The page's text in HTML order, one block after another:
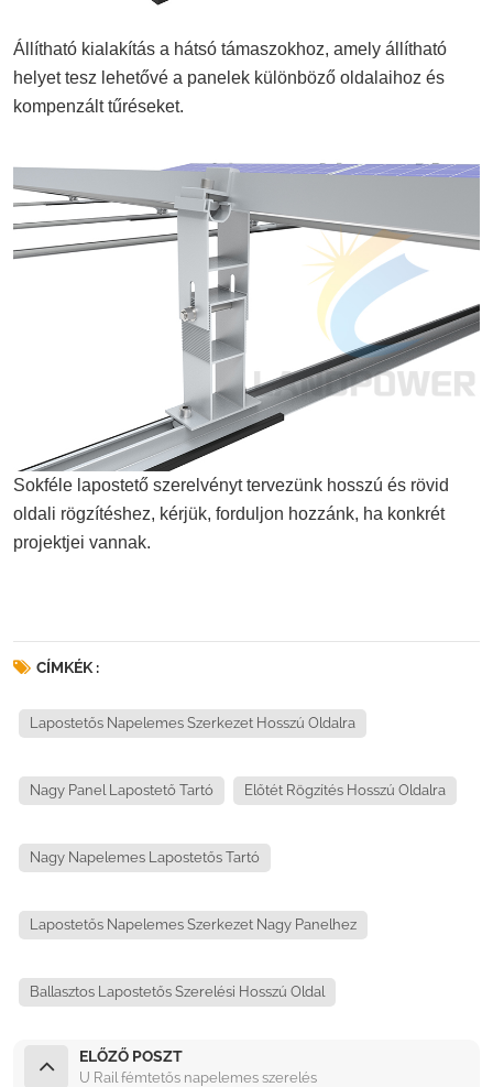
Állítható kialakítás a hátsó támaszokhoz, amely állítható
helyet tesz lehetővé a panelek különböző oldalaihoz és
kompenzált tűréseket.
Sokféle lapostető szerelvényt tervezünk hosszú és rövid
oldali rögzítéshez, kérjük, forduljon hozzánk, ha konkrét
projektjei vannak.
CÍMKÉK :
Lapostetős Napelemes Szerkezet Hosszú Oldalra
Nagy Panel Lapostető Tartó Előtét Rögzítés Hosszú Oldalra
Nagy Napelemes Lapostetős Tartó
Lapostetős Napelemes Szerkezet Nagy Panelhez
Ballasztos Lapostetős Szerelési Hosszú Oldal
ELŐZŐ POSZT
U Rail fémtetős napelemes szerelés